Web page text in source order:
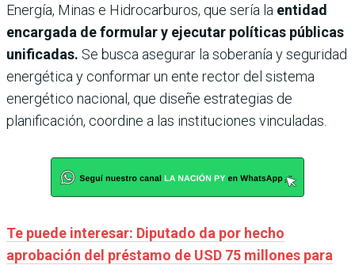
Energía, Minas e Hidrocarburos, que sería la entidad
encargada de formular y ejecutar políticas públicas
unificadas. Se busca asegurar la soberanía y seguridad
energética y conformar un ente rector del sistema
energético nacional, que diseñe estrategias de
planificación, coordine a las instituciones vinculadas.
Te puede interesar: Diputado da por hecho
aprobación del préstamo de USD 75 millones para